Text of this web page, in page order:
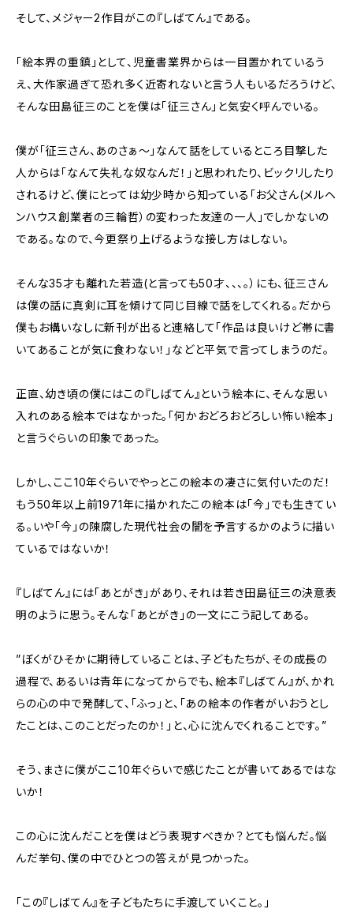
そして、メジャー2作目がこの『しばてん』である。
「絵本界の重鎮」として、児童書業界からは一目置かれているう
え、大作家過ぎて恐れ多く近寄れないと言う人もいるだろうけど、
そんな田島征三のことを僕は「征三さん」と気安く呼んでいる。
僕が「征三さん、あのさぁ〜」なんて話をしているところ目撃した
人からは「なんて失礼な奴なんだ！」と思われたり、ビックリしたり
されるけど、僕にとっては幼少時から知っている「お父さん(メルヘ
ンハウス創業者の三輪哲）の変わった友達の一人」でしかないの
である。なので、今更祭り上げるような接し方はしない。
そんな35才も離れた若造(と言っても50才、、、。）にも、征三さん
は僕の話に真剣に耳を傾けて同じ目線で話をしてくれる。だから
僕もお構いなしに新刊が出ると連絡して「作品は良いけど帯に書
いてあることが気に食わない！」などと平気で言ってしまうのだ。
正直、幼き頃の僕にはこの『しばてん』という絵本に、そんな思い
入れのある絵本ではなかった。「何かおどろおどろしい怖い絵本」
と言うぐらいの印象であった。
しかし、ここ10年ぐらいでやっとこの絵本の凄さに気付いたのだ！
もう50年以上前1971年に描かれたこの絵本は「今」でも生きてい
る。いや「今」の陳腐した現代社会の闇を予言するかのように描い
ているではないか！
『しばてん』には「あとがき」があり、それは若き田島征三の決意表
明のように思う。そんな「あとがき」の一文にこう記してある。
”ぼくがひそかに期待していることは、子どもたちが、その成長の
過程で、あるいは青年になってからでも、絵本『しばてん』が、かれ
らの心の中で発酵して、「ふっ」と、「あの絵本の作者がいおうとし
たことは、このことだったのか！」と、心に沈んでくれることです。”
そう、まさに僕がここ10年ぐらいで感じたことが書いてあるではな
いか！
この心に沈んだことを僕はどう表現すべきか？とても悩んだ。悩
んだ挙句、僕の中でひとつの答えが見つかった。
「この『しばてん』を子どもたちに手渡していくこと。」